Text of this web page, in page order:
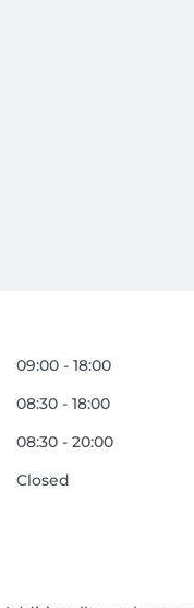
09:00 - 18:00
08:30 - 18:00
08:30 - 20:00
Closed